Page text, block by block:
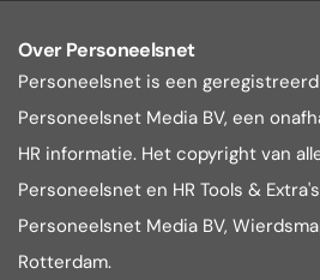
Over Personeelsnet
Personeelsnet is een
Personeelsnet Media BV, een
HR informatie. Het copyright van
Personeelsnet en HR Tools &
Personeelsnet Media BV,
Rotterdam.